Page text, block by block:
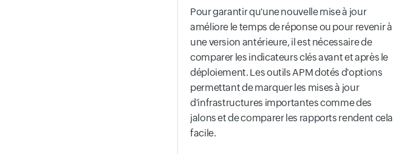
Pour garantir qu'une nouvelle mise à jour
améliore le temps de réponse ou pour revenir à
une version antérieure, il est nécessaire de
comparer les indicateurs clés avant et après le
déploiement. Les outils APM dotés d'options
permettant de marquer les mises à jour
d'infrastructures importantes comme des
jalons et de comparer les rapports rendent cela
facile.